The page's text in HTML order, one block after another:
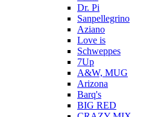
Dr. Pi
Sanpellegrino
Aziano
Love is
Schweppes
7Up
A&W, MUG
Arizona
Barq's
BIG RED